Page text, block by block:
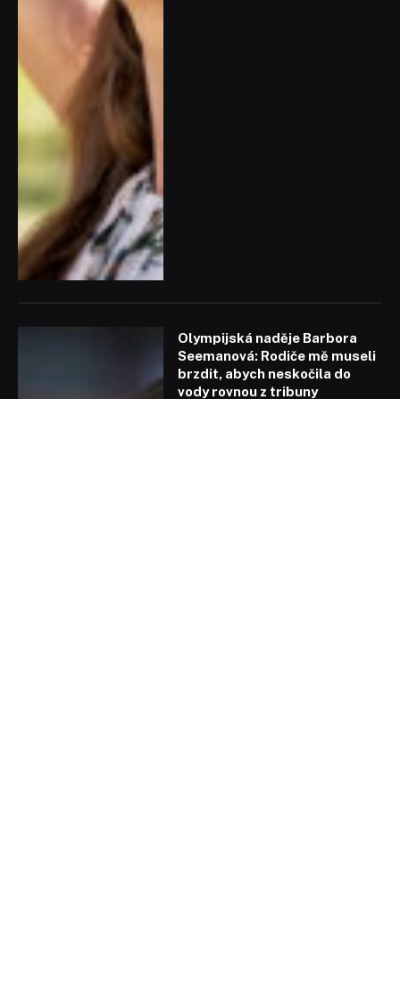
Olympijská naděje Barbora
Seemanová: Rodiče mě museli
brzdit, abych neskočila do
vody rovnou z tribuny